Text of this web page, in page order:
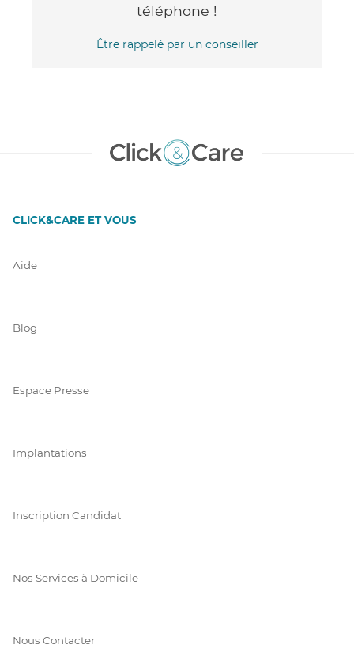
téléphone !
Être rappelé par un conseiller
CLICK&CARE ET VOUS
Aide
Blog
Espace Presse
Implantations
Inscription Candidat
Nos Services à Domicile
Nous Contacter